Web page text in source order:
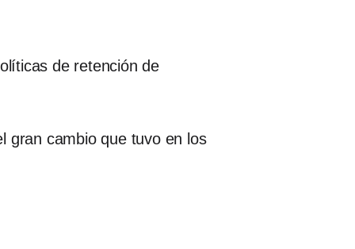
de retención de
gran cambio que tuvo en los